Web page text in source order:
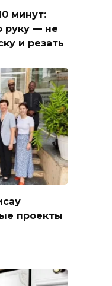
минут:
руку — не
и резать
проекты